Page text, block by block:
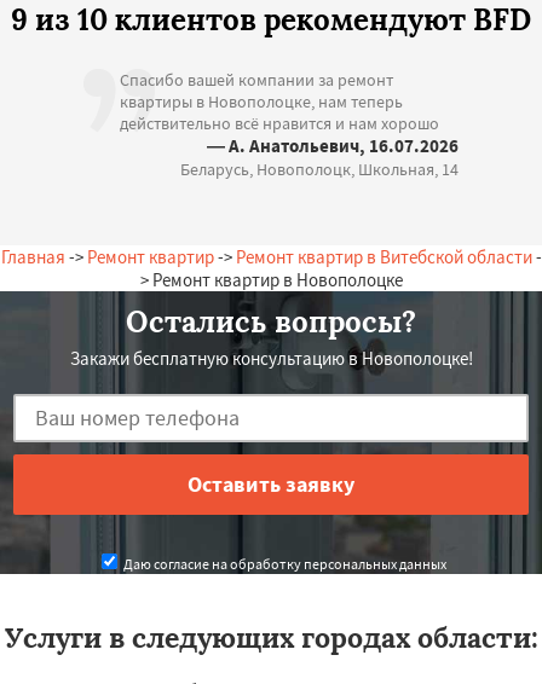
9 из 10 клиентов рекомендуют BFD
Спасибо вашей компании за ремонт
квартиры в Новополоцке, нам теперь
действительно всё нравится и нам хорошо
— А. Анатольевич, 16.07.2026
Беларусь, Новополоцк, Школьная, 14
Главная -> Ремонт квартир-> Ремонт квартир в Витебской области-
> Ремонт квартир в Новополоцке
Остались вопросы?
Закажи бесплатную консультацию в Новополоцке!
Даю согласие на обработку персональных данных
Услуги в следующих городах области: